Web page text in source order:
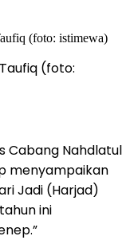
(foto:
Cabang Nahdlatul
menyampaikan
Jadi (Harjad)
ini